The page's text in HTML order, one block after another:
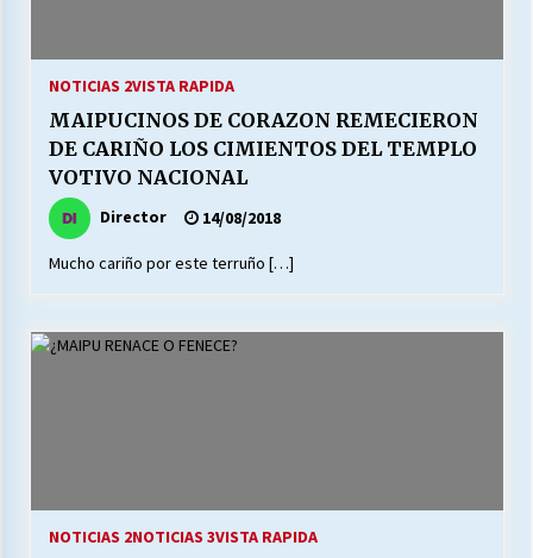
NOTICIAS 2VISTA RAPIDA
MAIPUCINOS DE CORAZON REMECIERON
DE CARIÑO LOS CIMIENTOS DEL TEMPLO
VOTIVO NACIONAL
Director 14/08/2018
Mucho cariño por este terruño […]
NOTICIAS 2NOTICIAS 3VISTA RAPIDA